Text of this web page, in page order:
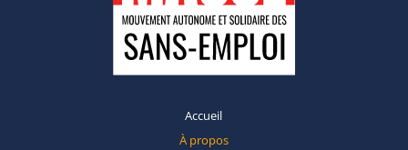
Accueil
À propos